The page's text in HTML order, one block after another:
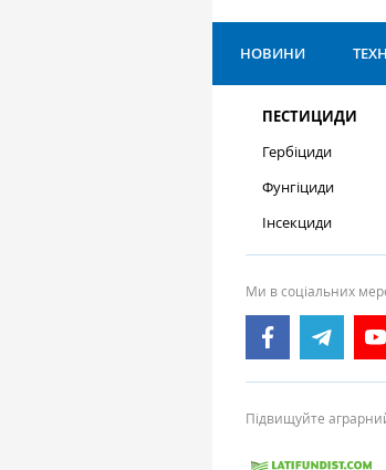
НОВИНИ
ПЕСТИЦИДИ
Гербіциди
Фунгіциди
Інсекциди
Ми в соціальних
Підвищуйте